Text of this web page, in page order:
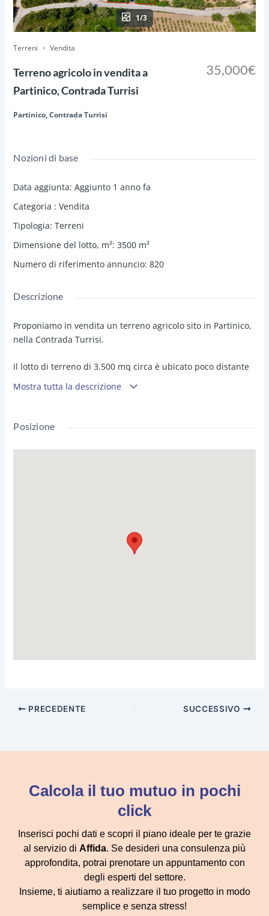
1/3
Terreni Vendita
Terreno agricolo in vendita a
Partinico, Contrada Turrisi
Partinico, Contrada Turrisi
35,000€
Nozioni di base
Data aggiunta: Aggiunto 1 anno fa
Categoria : Vendita
Tipologia: Terreni
Dimensione del lotto, m²: 3500 m²
Numero di riferimento annuncio: 820
Descrizione
Proponiamo in vendita un terreno agricolo sito in Partinico,
nella Contrada Turrisi.
Il lotto di terreno di 3.500 mq circa è ubicato poco distante
dalla zona commerciale Ard Discount, accessibile da
anni.
Mostra tutta la descrizione
Posizione
PRECEDENTE SUCCESSIVO
Inserisci pochi dati e scopri il piano ideale per te grazie
al servizio di Affida. Se desideri una consulenza più
approfondita, potrai prenotare un appuntamento con
degli esperti del settore.
Insieme, ti aiutiamo a realizzare il tuo progetto in modo
semplice e senza stress!
Calcola il tuo mutuo in pochi
click